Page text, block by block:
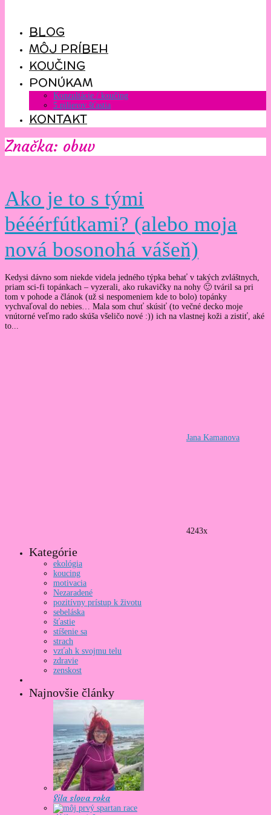
BLOG
MÔJ PRÍBEH
KOUČING
PONÚKAM
Konzultácie / koučing
5 pilierov šťastia
KONTAKT
Značka: obuv
Ako je to s tými
bééérfútkami? (alebo moja
nová bosonohá vášeň)
Kedysi dávno som niekde videla jedného týpka behať v takých zvláštnych,
priam sci-fi topánkach – vyzerali, ako rukavičky na nohy 🙂 tváril sa pri
tom v pohode a článok (už si nespomeniem kde to bolo) topánky
vychvaľoval do nebies… Mala som chuť skúsiť (to večné decko moje
vnútorné veľmo rado skúša všeličo nové :)) ich na vlastnej koži a zistiť, aké
to...
Jana Kamanova
4243x
Kategórie
ekológia
koucing
motivacia
Nezaradené
pozitívny prístup k životu
sebeláska
šťastie
stíšenie sa
strach
vzťah k svojmu telu
zdravie
zenskost
Najnovšie články
Sila slova roka